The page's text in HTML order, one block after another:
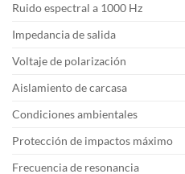
Ruido espectral a 1000 Hz
Impedancia de salida
Voltaje de polarización
Aislamiento de carcasa
Condiciones ambientales
Protección de impactos máximo
Frecuencia de resonancia